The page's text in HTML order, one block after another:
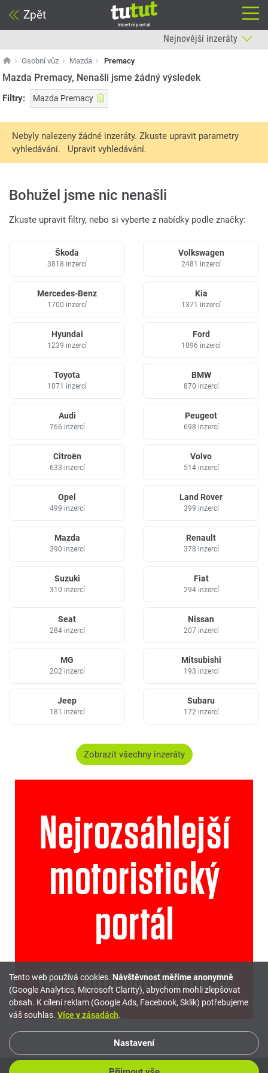
Zpět
Inzertní portál
Osobní vůz Mazda Premacy
Mazda Premacy, Nenašli jsme žádný výsledek
Filtry: Mazda Premacy
Nebyly nalezeny žádné inzeráty. Zkuste upravit parametry
vyhledávání.
Upravit vyhledávání.
Bohužel jsme nic nenašli
Zkuste upravit filtry, nebo si vyberte z nabídky podle značky:
Škoda
3818 inzercí
Volkswagen
2481 inzercí
Mercedes-Benz
1700 inzercí
Kia
1371 inzercí
Hyundai
1239 inzercí
Ford
1096 inzercí
Toyota
1071 inzercí
BMW
870 inzercí
Audi
766 inzercí
Peugeot
698 inzercí
Citroën
633 inzercí
Volvo
514 inzercí
Opel
499 inzercí
Land Rover
399 inzercí
Mazda
390 inzercí
Renault
378 inzercí
Suzuki
310 inzercí
Fiat
294 inzercí
Seat
284 inzercí
Nissan
207 inzercí
MG
202 inzercí
Mitsubishi
193 inzercí
Jeep
181 inzercí
Subaru
172 inzercí
Zobrazit všechny inzeráty
Tento web používá cookies. Návštěvnost měříme anonymně
(Google Analytics, Microsoft Clarity), abychom mohli zlepšovat
obsah. K cílení reklam (Google Ads, Facebook, Sklik) potřebujeme
váš souhlas. Více v zásadách.
Nastavení